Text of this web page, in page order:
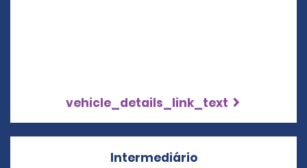
vehicle_details_link_text
IntermediárioOpens in a new